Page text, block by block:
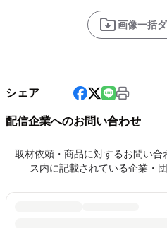
画像一括
シェア
配信企業へのお問い合わせ
取材依頼・商品に対するお問い
ス内に記載されている企業・